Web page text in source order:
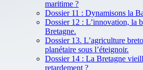
maritime ?
Dossier 11 : Dynamisons la
Dossier 12 : L’innovation, la
Bretagne.
Dossier 13. L’agriculture
planétaire sous l’éteignoir.
Dossier 14 : La Bretagne
retardement ?